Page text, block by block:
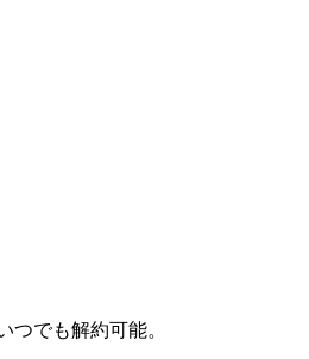
つでも解約可能。